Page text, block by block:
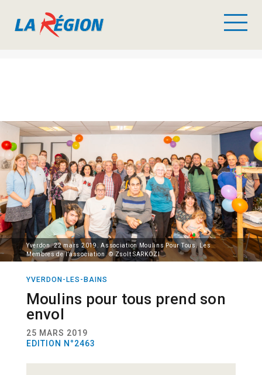
Yverdon. 22 mars 2019. Association Moulins Pour Tous. Les
Membres de l’association. © Zsolt SARKOZI
YVERDON-LES-BAINS
Moulins pour tous prend son
envol
25 MARS 2019
EDITION N°2463